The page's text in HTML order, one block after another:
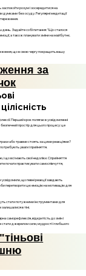
розум і зосередитися на
думками без осуду. Регулярні медитації
день. Задайте собі питання: "Що сталося
а також планувати зміни на майбутнє.
що в свою чергу покращить вашу
за
Перший крок полягає в усвідомленні
безпечний простір для цього процесу: це
або травми стоять за цими реакціями?
уваги і прийняття.
і що всі мають свої недоліки. Сприйняття
почати практикувати самоспівчуття,
що певні реакції завдають
перетворити цю емоцію на мотивацію для
стати потужними інструментами для
в тіні.
саморефлексія, відкритість до змін і
стати джерелом сили, мудрості і глибшого